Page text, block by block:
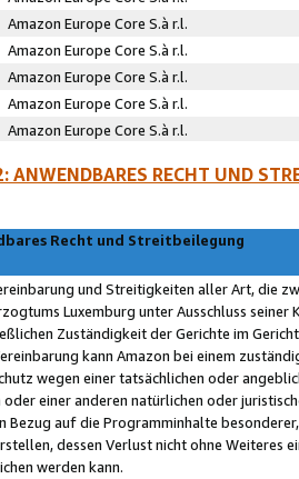
Amazon Europe Core S.à r.l.
Amazon Europe Core S.à r.l.
Amazon Europe Core S.à r.l.
Amazon Europe Core S.à r.l.
Amazon Europe Core S.à r.l.
ANWENDBARES RECHT UND
Recht und Streitbeilegung
und Streitigkeiten aller Art, die
Luxemburg unter Ausschluss
Zuständigkeit der Gerichte im
kann Amazon bei einem
wegen einer tatsächlichen oder
oder einer anderen natürlichen oder
Bezug auf die Programminhalte
dessen Verlust nicht ohne Weiteres
werden kann.